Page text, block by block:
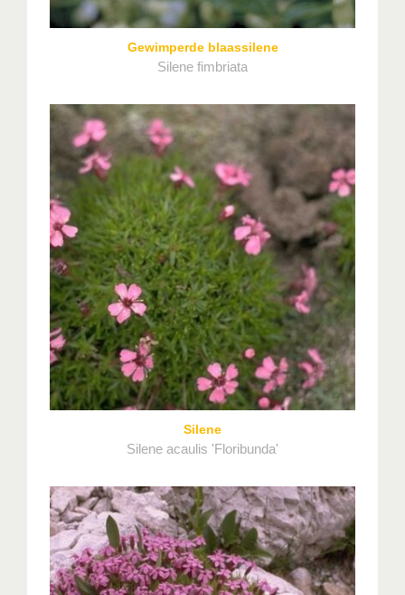
Gewimperde blaassilene
Silene fimbriata
Silene
Silene acaulis 'Floribunda'